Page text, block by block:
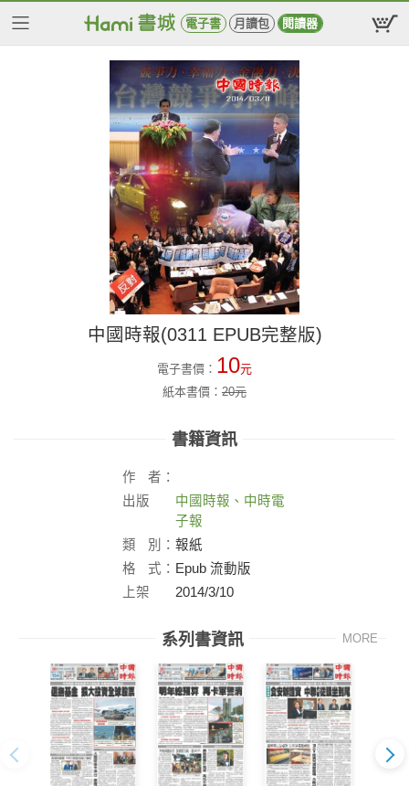
電子書 月讀包 閱讀器
中國時報(0311 EPUB完整版)
電子書價： 10元
紙本書價： 20元
書籍資訊
作
者：
出版
中國時報、中時電
子報
類
別： 報紙
格
式： Epub 流動版
上架
2014/3/10
系列書資訊 MORE